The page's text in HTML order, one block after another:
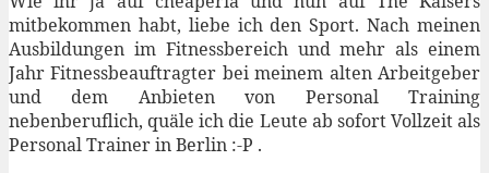
mitbekommen habt, liebe ich den Sport. Nach meinen
Ausbildungen im Fitnessbereich und mehr als einem
Jahr Fitnessbeauftragter bei meinem alten Arbeitgeber
und dem Anbieten von Personal Training
nebenberuflich, quäle ich die Leute ab sofort Vollzeit als
Personal Trainer in Berlin :-P .